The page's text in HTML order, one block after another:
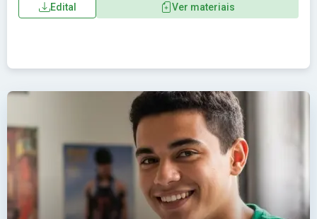
Edital Ver materiais